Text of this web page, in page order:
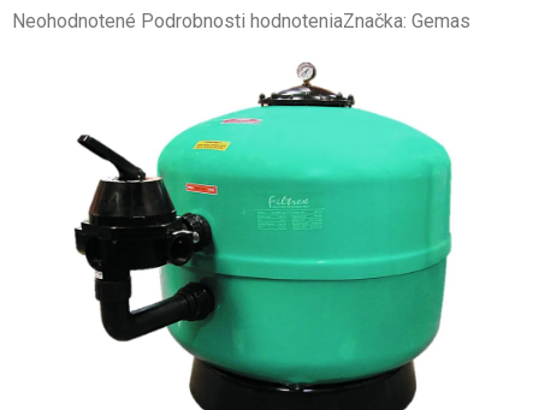
Priemerné
hviezdičiek.
Neohodnotené Podrobnosti hodnoteniaZnačka: Gemas